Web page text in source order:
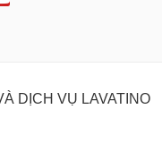
DỊCH VỤ LAVATINO